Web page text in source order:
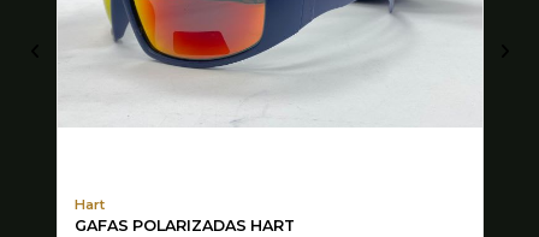
Hart
GAFAS POLARIZADAS HART